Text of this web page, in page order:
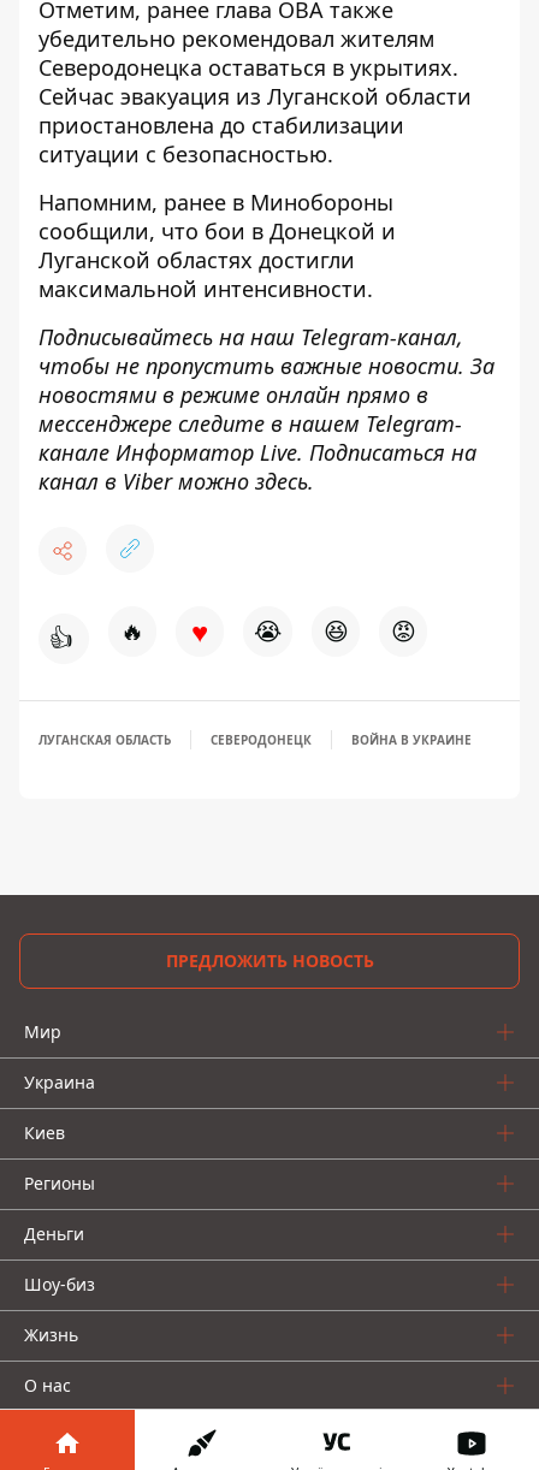
Отметим, ранее глава ОВА также
убедительно рекомендовал жителям
Северодонецка оставаться в укрытиях.
Сейчас эвакуация из Луганской области
приостановлена до стабилизации
ситуации с безопасностью.
Напомним, ранее в Минобороны
сообщили, что бои в Донецкой и
Луганской областях достигли
максимальной интенсивности.
Подписывайтесь на наш Telegram-канал,
чтобы не пропустить важные новости. За
новостями в режиме онлайн прямо в
мессенджере следите в нашем Telegram-
канале Информатор Live. Подписаться на
канал в Viber можно здесь.
👍 🔥 ♥ 😭 😆 😡
ЛУГАНСКАЯ ОБЛАСТЬ СЕВЕРОДОНЕЦК ВОЙНА В УКРАИНЕ
ПРЕДЛОЖИТЬ НОВОСТЬ
Мир
Украина
Киев
Регионы
Деньги
Шоу-биз
Жизнь
О нас